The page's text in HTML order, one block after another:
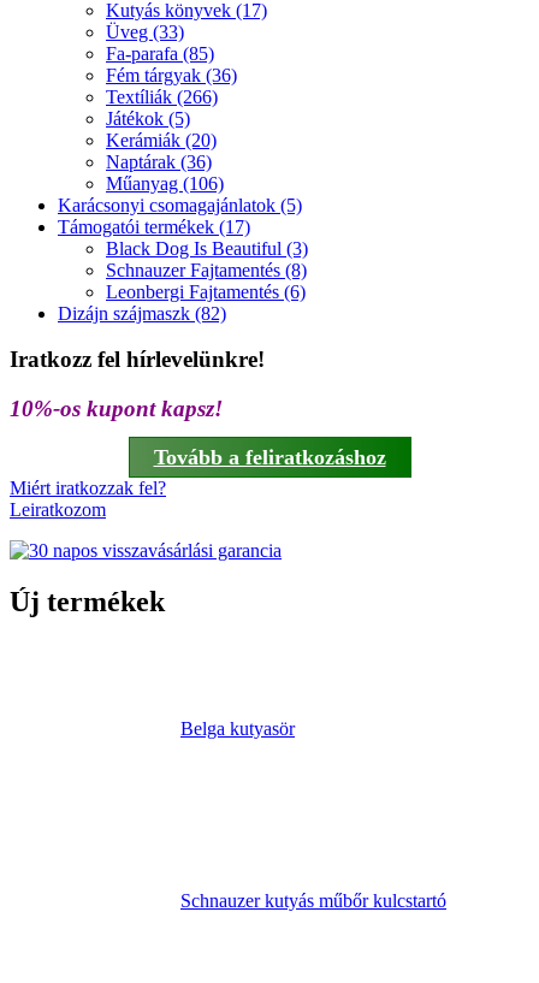
Kutyás könyvek (17)
Üveg (33)
Fa-parafa (85)
Fém tárgyak (36)
Textíliák (266)
Játékok (5)
Kerámiák (20)
Naptárak (36)
Műanyag (106)
Karácsonyi csomagajánlatok (5)
Támogatói termékek (17)
Black Dog Is Beautiful (3)
Schnauzer Fajtamentés (8)
Leonbergi Fajtamentés (6)
Dizájn szájmaszk (82)
Iratkozz fel hírlevelünkre!
10%-os kupont kapsz!
Tovább a feliratkozáshoz
Miért iratkozzak fel?
Leiratkozom
Új termékek
Belga kutyasör
Schnauzer kutyás műbőr kulcstartó